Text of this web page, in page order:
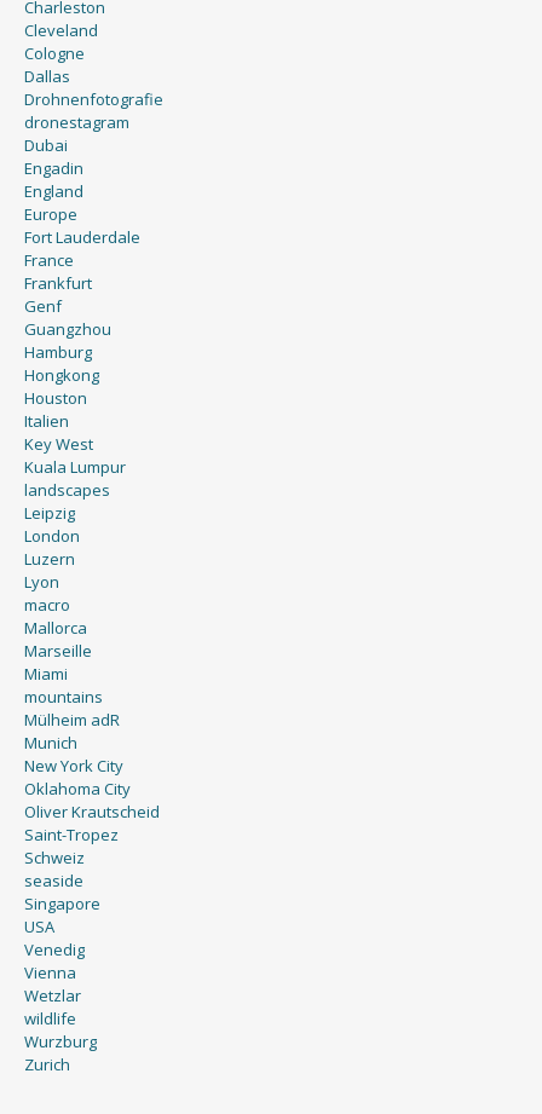
Charleston
Cleveland
Cologne
Dallas
Drohnenfotografie
dronestagram
Dubai
Engadin
England
Europe
Fort Lauderdale
France
Frankfurt
Genf
Guangzhou
Hamburg
Hongkong
Houston
Italien
Key West
Kuala Lumpur
landscapes
Leipzig
London
Luzern
Lyon
macro
Mallorca
Marseille
Miami
mountains
Mülheim adR
Munich
New York City
Oklahoma City
Oliver Krautscheid
Saint-Tropez
Schweiz
seaside
Singapore
USA
Venedig
Vienna
Wetzlar
wildlife
Wurzburg
Zurich